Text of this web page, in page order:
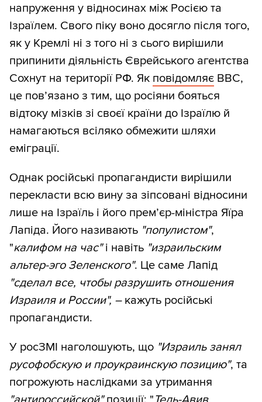
напруження у відносинах між Росією та
Ізраїлем. Свого піку воно досягло після того,
як у Кремлі ні з того ні з сього вирішили
припинити діяльність Єврейського агентства
Сохнут на території РФ. Як повідомляє ВВС,
це пов’язано з тим, що росіяни бояться
відтоку мізків зі своєї країни до Ізраїлю й
намагаються всіляко обмежити шляхи
еміграції.
Однак російські пропагандисти вирішили
перекласти всю вину за зіпсовані відносини
лише на Ізраїль і його прем’єр-міністра Яїра
Лапіда. Його називають "популистом",
"калифом на час"і навіть "израильским
альтер-эго Зеленского". Це саме Лапід
"сделал все, чтобы разрушить отношения
Израиля и России", –кажуть російські
пропагандисти.
У росЗМІ наголошують, що "Израиль занял
русофобскую и проукраинскую позицию", та
погрожують наслідками за утримання